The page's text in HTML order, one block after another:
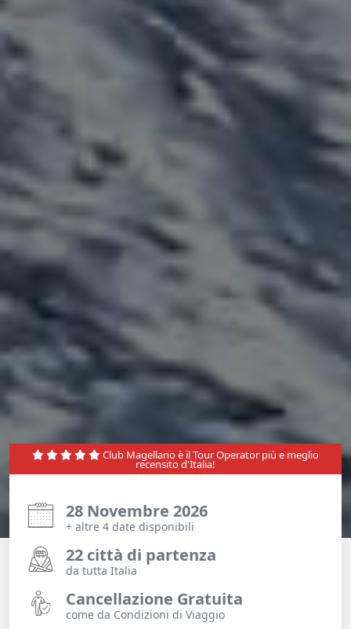
Club Magellano è il Tour Operator più e meglio
recensito d'Italia!
28 Novembre 2026
+ altre 4 date disponibili
22 città di partenza
da tutta Italia
Cancellazione Gratuita
come da Condizioni di Viaggio